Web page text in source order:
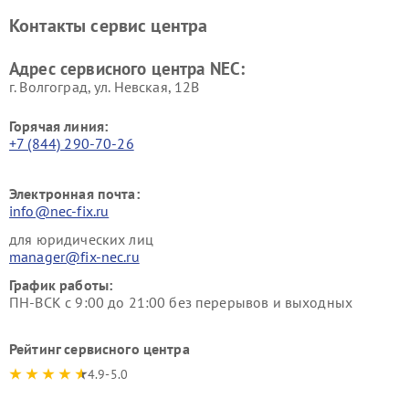
Контакты сервис центра
Адрес сервисного центра NEC:
г. Волгоград, ул. Невская, 12В
Горячая линия:
+7 (844) 290-70-26
Электронная почта:
info@nec-fix.ru
для юридических лиц
manager@fix-nec.ru
График работы:
ПН-ВСК с 9:00 до 21:00 без перерывов и выходных
Рейтинг сервисного центра
4.9-5.0